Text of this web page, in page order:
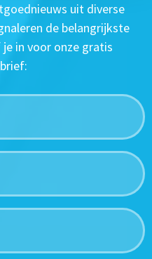
uit diverse
de belangrijkste
in voor onze gratis